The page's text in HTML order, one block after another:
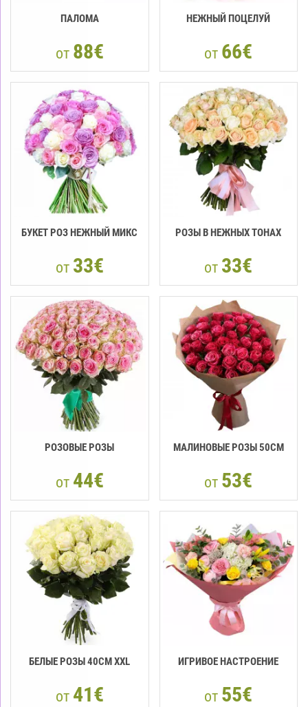
ПАЛОМА
от 88€
НЕЖНЫЙ ПОЦЕЛУЙ
от 66€
БУКЕТ РОЗ НЕЖНЫЙ МИКС
от 33€
РОЗЫ В НЕЖНЫХ ТОНАХ
от 33€
РОЗОВЫЕ РОЗЫ
от 44€
МАЛИНОВЫЕ РОЗЫ 50СМ
от 53€
БЕЛЫЕ РОЗЫ 40СМ XXL
от 41€
ИГРИВОЕ НАСТРОЕНИЕ
от 55€